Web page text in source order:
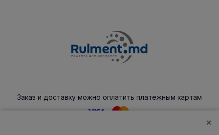
Заказ и доставку можно оплатить платежным картам
×